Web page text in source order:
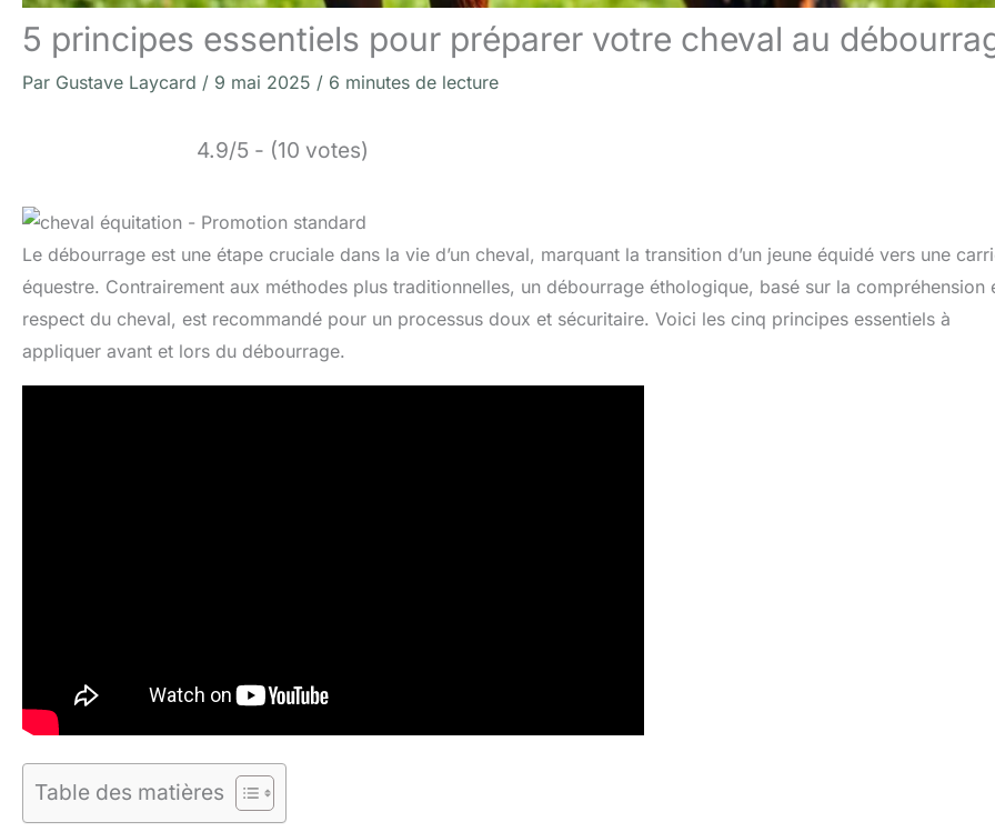
5 principes essentiels pour préparer votre cheval au
Par Gustave Laycard / 9 mai 2025 / 6 minutes de lecture
4.9/5 - (10 votes)
Le débourrage est une étape cruciale dans la vie d’un cheval, marquant la transition d’un jeune équidé vers une
équestre. Contrairement aux méthodes plus traditionnelles, un débourrage éthologique, basé sur la compréhension
respect du cheval, est recommandé pour un processus doux et sécuritaire. Voici les cinq principes essentiels à
appliquer avant et lors du débourrage.
Table des matières